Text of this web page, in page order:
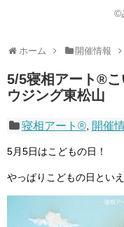
©
ホーム 開催情報
5/5寝相アート®︎こ
ウジング東松山
寝相アート®, 開催
5月5日はこどもの日！
やっぱりこどもの日とい
知的財産権